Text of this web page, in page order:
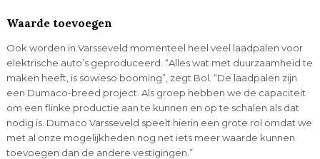
Waarde toevoegen
Ook worden in Varsseveld momenteel heel veel laadpalen voor
elektrische auto’s geproduceerd. “Alles wat met duurzaamheid te
maken heeft, is sowieso booming”, zegt Bol. “De laadpalen zijn
een Dumaco-breed project. Als groep hebben we de capaciteit
om een flinke productie aan te kunnen en op te schalen als dat
nodig is. Dumaco Varsseveld speelt hierin een grote rol omdat we
met al onze mogelijkheden nog net iets meer waarde kunnen
toevoegen dan de andere vestigingen.”